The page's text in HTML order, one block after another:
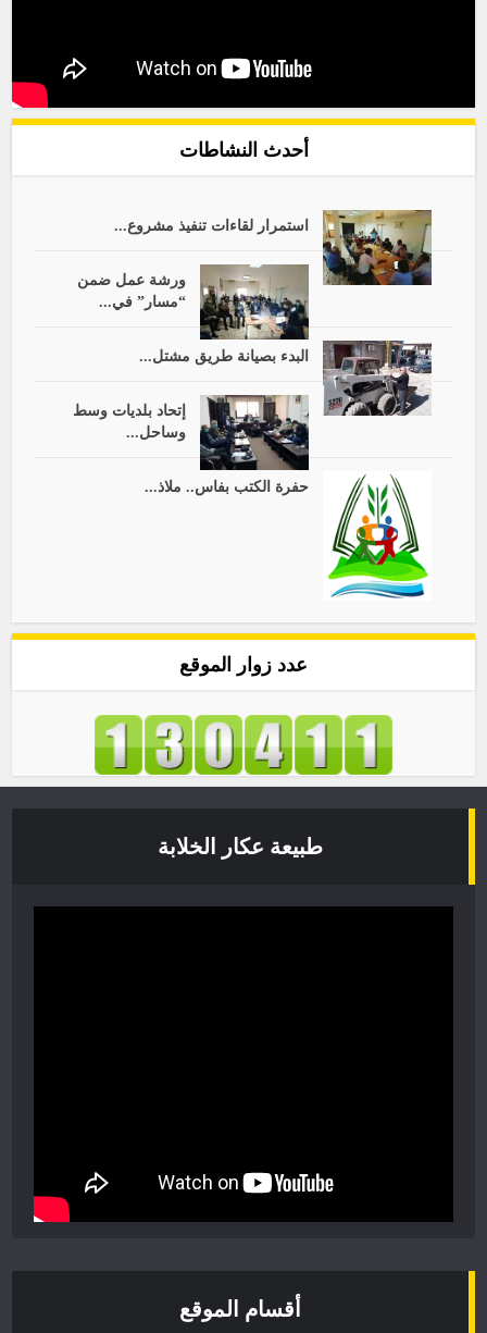
أحدث النشاطات
استمرار لقاءات تنفيذ مشروع...
ورشة عمل ضمن
“مسار” في...
البدء بصيانة طريق مشتل...
إتحاد بلديات وسط
وساحل...
حفرة الكتب بفاس.. ملاذ...
عدد زوار الموقع
طبيعة عكار الخلابة
أقسام الموقع